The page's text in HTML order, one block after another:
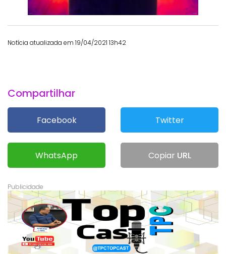
Notícia atualizada em 19/04/2021 13h42
Compartilhar
Facebook Twitter
WhatsApp Copiar URL